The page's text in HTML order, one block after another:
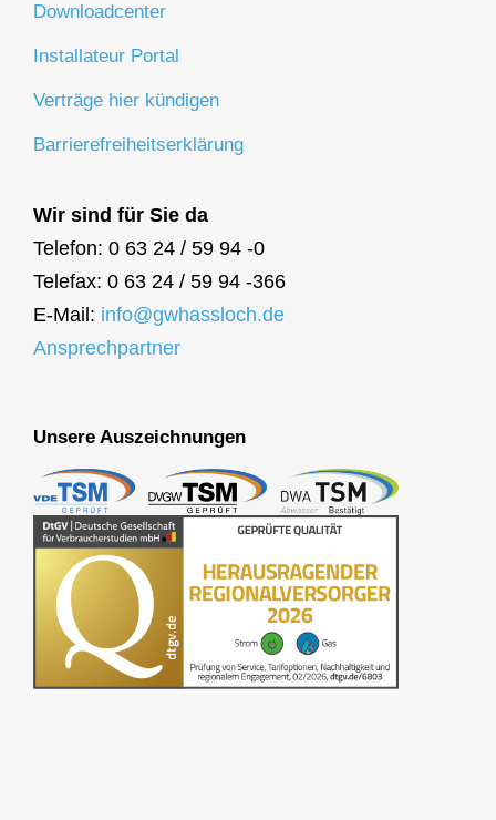
Downloadcenter
Installateur Portal
Verträge hier kündigen
Barrierefreiheitserklärung
Wir sind für Sie da
Telefon: 0 63 24 / 59 94 -0
Telefax: 0 63 24 / 59 94 -366
E-Mail: info@gwhassloch.de
Ansprechpartner
Unsere Auszeichnungen